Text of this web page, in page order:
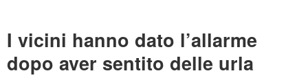
I vicini hanno dato l’allarme
dopo aver sentito delle urla